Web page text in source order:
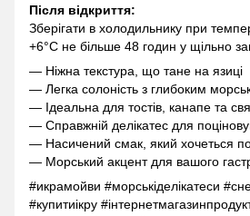
Після відкриття:
Зберігати в холодильнику при
+6°C не більше 48 годин у щільно
— Ніжна текстура, що тане на язиці
— Легка солоність з глибоким
— Ідеальна для тостів, канапе та
— Справжній делікатес для
— Насичений смак, який хочеться
— Морський акцент для вашого
#икрамойви #морськіделікатеси
#купитиікру